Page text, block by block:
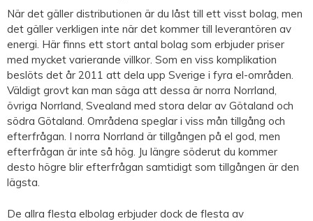
När det gäller distributionen är du låst till ett visst bolag, men
det gäller verkligen inte när det kommer till leverantören av
energi. Här finns ett stort antal bolag som erbjuder priser
med mycket varierande villkor. Som en viss komplikation
beslöts det år 2011 att dela upp Sverige i fyra el-områden.
Väldigt grovt kan man säga att dessa är norra Norrland,
övriga Norrland, Svealand med stora delar av Götaland och
södra Götaland. Områdena speglar i viss mån tillgång och
efterfrågan. I norra Norrland är tillgången på el god, men
efterfrågan är inte så hög. Ju längre söderut du kommer
desto högre blir efterfrågan samtidigt som tillgången är den
lägsta.
De allra flesta elbolag erbjuder dock de flesta av